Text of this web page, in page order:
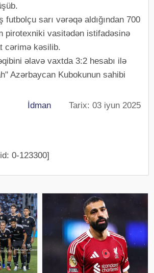
futbolçu sarı vərəqə aldığından 700
pirotexniki vasitədən istifadəsinə
cərimə kəsilib.
əlavə vaxtda 3:2 hesabı ilə
Azərbaycan Kubokunun sahibi
İdman Tarix: 03 iyun 2025
0-123300]